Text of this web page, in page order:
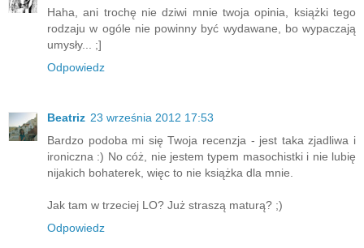
Haha, ani trochę nie dziwi mnie twoja opinia, książki tego
rodzaju w ogóle nie powinny być wydawane, bo wypaczają
umysły... ;]
Odpowiedz
Beatriz 23 września 2012 17:53
Bardzo podoba mi się Twoja recenzja - jest taka zjadliwa i
ironiczna :) No cóż, nie jestem typem masochistki i nie lubię
nijakich bohaterek, więc to nie książka dla mnie.
Jak tam w trzeciej LO? Już straszą maturą? ;)
Odpowiedz